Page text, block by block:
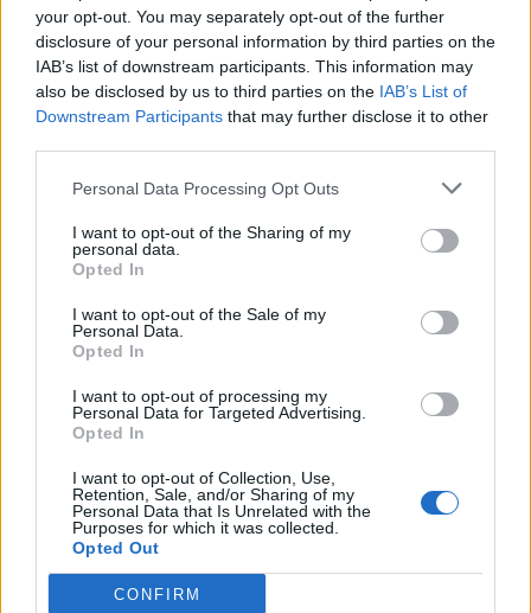
your opt-out. You may separately opt-out of the further
disclosure of your personal information by third parties on the
IAB’s list of downstream participants. This information may
also be disclosed by us to third parties on the IAB’s List of
Downstream Participants that may further disclose it to other
Personal Data Processing Opt Outs
I want to opt-out of the Sharing of my
personal data.
Opted In
I want to opt-out of the Sale of my
Personal Data.
Opted In
I want to opt-out of processing my
Personal Data for Targeted Advertising.
Opted In
I want to opt-out of Collection, Use,
Retention, Sale, and/or Sharing of my
Personal Data that Is Unrelated with the
Purposes for which it was collected.
Opted Out
CONFIRM